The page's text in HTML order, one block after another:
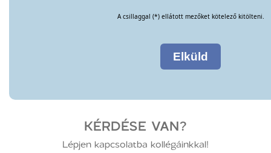
A csillaggal (*) ellátott mezőket kötelező kitölteni.
Elküld
KÉRDÉSE VAN?
Lépjen kapcsolatba kollégáinkkal!